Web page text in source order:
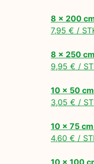
8 x 200
7,95 € /
8 x 250
9,95 € /
10 x 50
3,05 € /
10 x 75
4,60 € /
10 x 100